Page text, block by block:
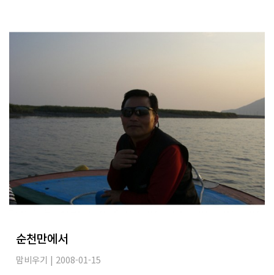
순천만에서
맘비우기 | 2008-01-15